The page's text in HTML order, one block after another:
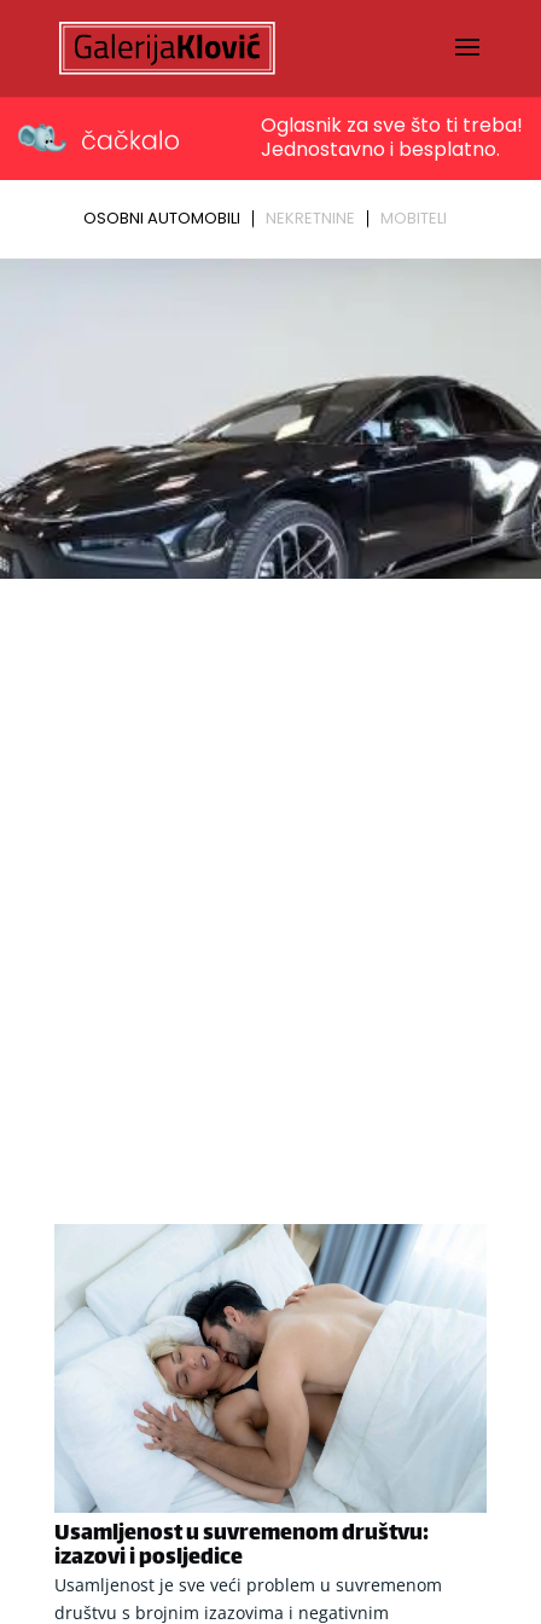
Usamljenost u suvremenom društvu:
izazovi i posljedice
Usamljenost je sve veći problem u suvremenom
društvu s brojnim izazovima i negativnim